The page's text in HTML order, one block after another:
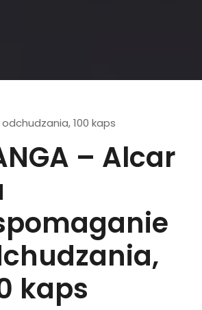
100 kaps
– Alcar
kaps